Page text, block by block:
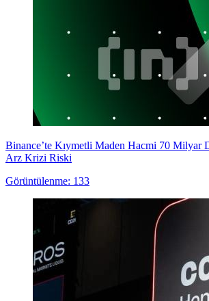
Binance’te Kıymetli Maden Hacmi 70 Milyar
Arz Krizi Riski
Görüntülenme: 133